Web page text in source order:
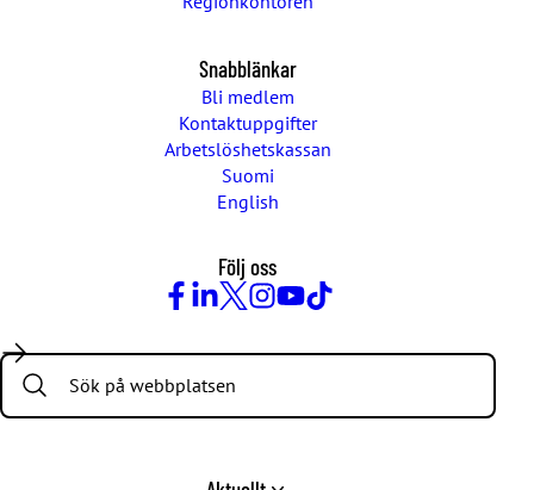
Snabblänkar
Bli medlem
Kontaktuppgifter
Arbetslöshetskassan
Suomi
English
Följ oss
Search: